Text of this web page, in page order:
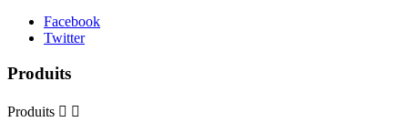
Facebook
Twitter
Produits
Produits  